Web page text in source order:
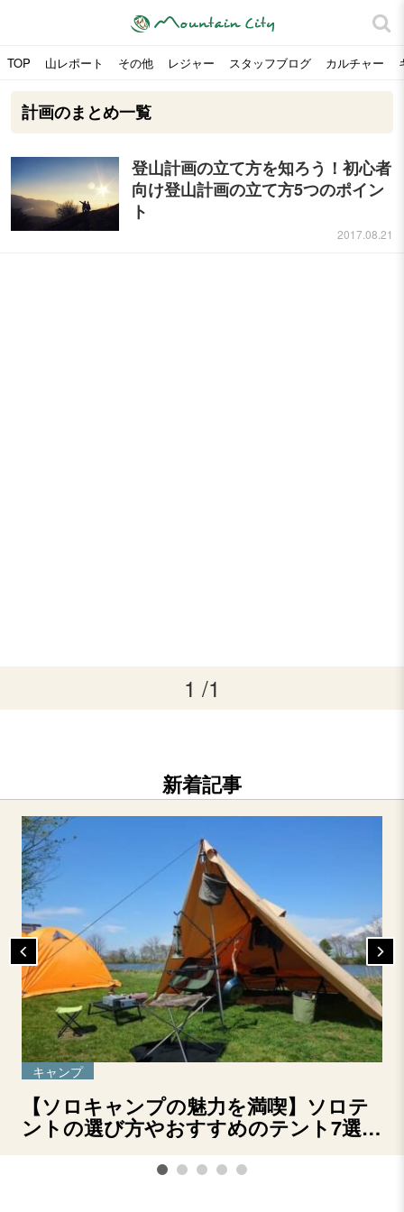
TOP 山レポート その他 レジャー スタッフブログ カルチャー
計画のまとめ一覧
登山計画の立て方を知ろう！初心者
向け登山計画の立て方5つのポイン
ト
2017.08.21
1 /1
新着記事
キャンプ
【ソロキャンプの魅力を満喫】ソロテ
ントの選び方やおすすめのテント7選を